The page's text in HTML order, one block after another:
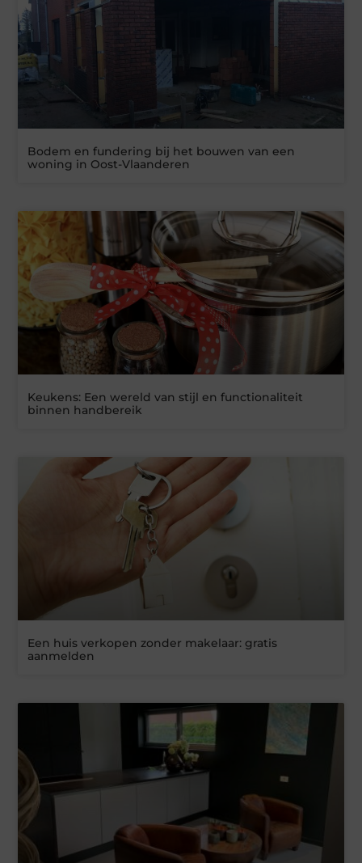
Bodem en fundering bij het bouwen van een
woning in Oost-Vlaanderen
Keukens: Een wereld van stijl en functionaliteit
binnen handbereik
Een huis verkopen zonder makelaar: gratis
aanmelden